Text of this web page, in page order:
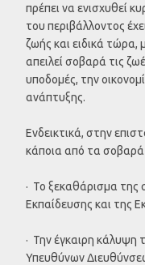
πρέπει να ενισχυθεί
του περιβάλλοντος
ζωής και ειδικά τώρα,
απειλεί σοβαρά τις
υποδομές, την
ανάπτυξης.
Ενδεικτικά, στην
κάποια από τα
· Το ξεκαθάρισμα της
Εκπαίδευσης και της
· Την έγκαιρη κάλυψη
Υπευθύνων